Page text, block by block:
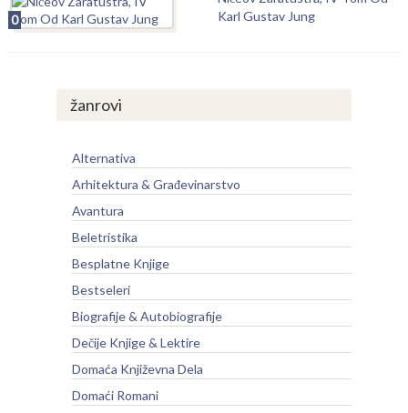
0
Karl Gustav Jung
žanrovi
Alternativa
Arhitektura & Građevinarstvo
Avantura
Beletristika
Besplatne Knjige
Bestseleri
Biografije & Autobiografije
Dečije Knjige & Lektire
Domaća Književna Dela
Domaći Romani